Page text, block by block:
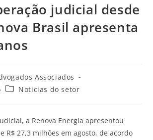
judicial desde
Brasil apresenta
Associados
Noticias do setor
a Renova Energia apresentou
R$ 27,3 milhões em agosto, de acordo